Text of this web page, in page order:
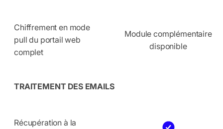
Chiffrement en mode
pull du portail web
complet
Module complémentaire
disponible
TRAITEMENT DES EMAILS
Récupération à la